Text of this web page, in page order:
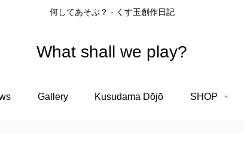
何してあそぶ？ - くす玉創作日記
What shall we play?
Gallery Kusudama Dōjō SHOP